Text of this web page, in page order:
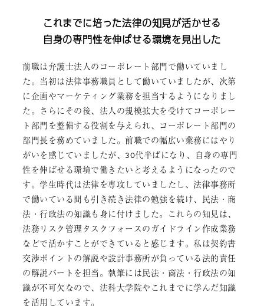
これまでに培った法律の知見が活かせる
自身の専門性を伸ばせる環境を見出した
前職は弁護士法人のコーポレート部門で働いていまし
た。当初は法律事務職員として働いていましたが、次第
に企画やマーケティング業務を担当するようになりまし
た。さらにその後、法人の規模拡大を受けてコーポレー
ト部門を整備する役割を与えられ、コーポレート部門の
部門長を務めていました。前職での幅広い業務にはやり
がいを感じていましたが、30代半ばになり、自身の専門
性を伸ばせる環境で働きたいと考えるようになったので
す。学生時代は法律を専攻していましたし、法律事務所
で働いている間も引き続き法律の勉強を続け、民法・商
法・行政法の知識も身に付けました。これらの知見は、
法務リスク管理タスクフォースのガイドライン作成業務
などで活かすことができていると感じます。私は契約書
交渉ポイントの解説や設計事務所が負っている法的責任
の解説パートを担当。執筆には民法・商法・行政法の知
識が不可欠なので、法科大学院やこれまでに学んだ知識
を活用しています。